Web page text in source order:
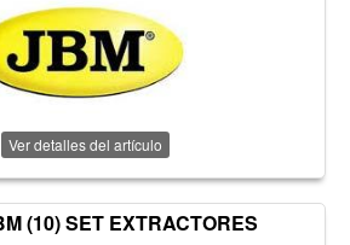
Ver detalles del artículo
(10) SET EXTRACTORES